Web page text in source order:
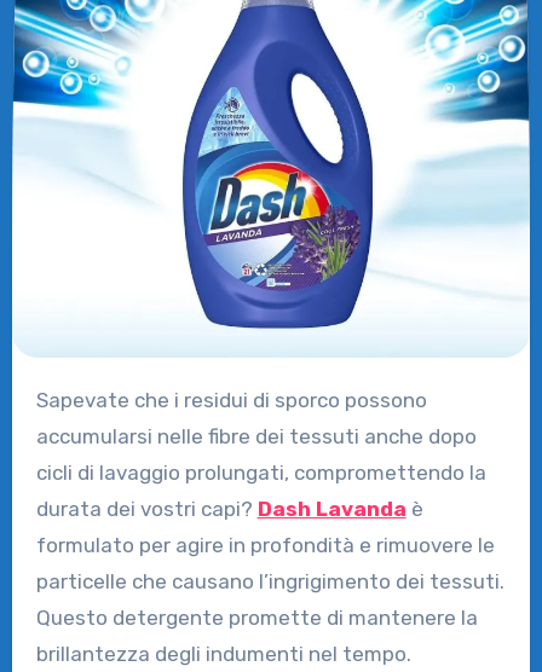
Sapevate che i residui di sporco possono
accumularsi nelle fibre dei tessuti anche dopo
cicli di lavaggio prolungati, compromettendo la
durata dei vostri capi? Dash Lavanda è
formulato per agire in profondità e rimuovere le
particelle che causano l’ingrigimento dei tessuti.
Questo detergente promette di mantenere la
brillantezza degli indumenti nel tempo.